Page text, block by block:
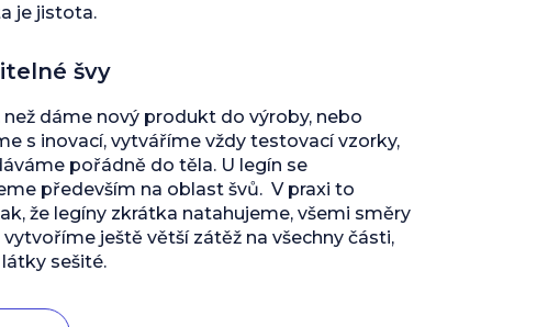
je jistota.
švy
dáme nový produkt do výroby, nebo
s inovací, vytváříme vždy testovací vzorky,
pořádně do těla. U legín se
především na oblast švů. V praxi to
že legíny zkrátka natahujeme, všemi směry
ještě větší zátěž na všechny části,
sešité.